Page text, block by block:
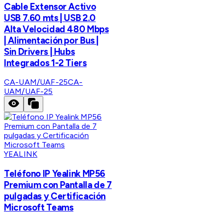
Cable Extensor Activo
USB 7.60 mts | USB 2.0
Alta Velocidad 480 Mbps
| Alimentación por Bus |
Sin Drivers | Hubs
Integrados 1-2 Tiers
CA-UAM/UAF-25CA-
UAM/UAF-25
YEALINK
Teléfono IP Yealink MP56
Premium con Pantalla de 7
pulgadas y Certificación
Microsoft Teams